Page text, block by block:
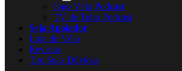
Jogo Véio Podcast
TV de Tubo Podcast
Seja Apoiador
Loja do Véio
Revistas
Tire Suas Dúvidas